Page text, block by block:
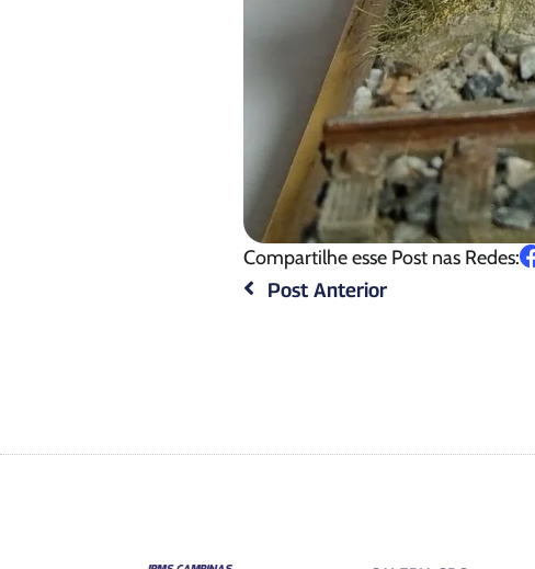
Compartilhe esse Post nas Redes:
Post Anterior